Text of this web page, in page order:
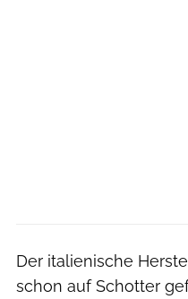
Der italienische
schon auf Schotter